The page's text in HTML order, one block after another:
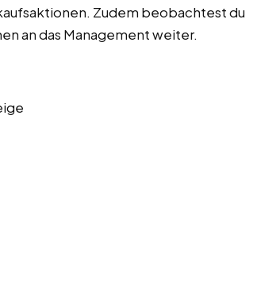
Zudem beobachtest du
an das Management weiter.